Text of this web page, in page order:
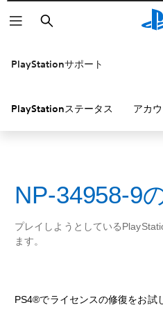
検
索
PlayStationサポート
PlayStationステータス アカ
NP-34958-9
プレイしようとしている
ます。
PS4®でライセンスの修復をお試